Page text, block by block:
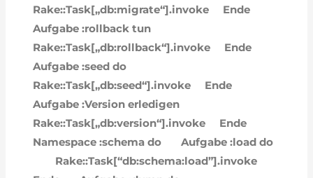
Rake::Task[„db:migrate“].invoke
Ende
Aufgabe :rollback tun
Rake::Task[„db:rollback“].invoke
Ende
Aufgabe :seed do
Rake::Task[„db:seed“].invoke
Ende
Aufgabe :Version erledigen
Rake::Task[„db:version“].invoke
Ende
Namespace :schema do
Aufgabe :load do
Rake::Task[“db:schema:load”].invoke